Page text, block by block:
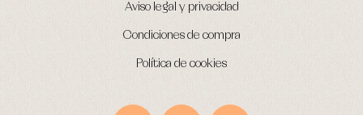
Aviso legal y privacidad
Condiciones de compra
Política de cookies